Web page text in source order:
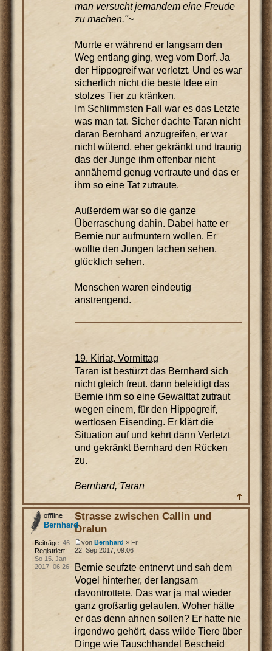
man versucht jemandem eine Freude
zu machen."~
Murrte er während er langsam den
Weg entlang ging, weg vom Dorf. Ja
der Hippogreif war verletzt. Und es war
sicherlich nicht die beste Idee ein
stolzes Tier zu kränken.
Im Schlimmsten Fall war es das Letzte
was man tat. Sicher dachte Taran nicht
daran Bernhard anzugreifen, er war
nicht wütend, eher gekränkt und traurig
das der Junge ihm offenbar nicht
annähernd genug vertraute und das er
ihm so eine Tat zutraute.
Außerdem war so die ganze
Überraschung dahin. Dabei hatte er
Bernie nur aufmuntern wollen. Er
wollte den Jungen lachen sehen,
glücklich sehen.
Menschen waren eindeutig
anstrengend.
19. Kiriat, Vormittag
Taran ist bestürzt das Bernhard sich
nicht gleich freut. dann beleidigt das
Bernie ihm so eine Gewalttat zutraut
wegen einem, für den Hippogreif,
wertlosen Eisending. Er klärt die
Situation auf und kehrt dann Verletzt
und gekränkt Bernhard den Rücken
zu.
Bernhard, Taran
Strasse zwischen Callin und
Dralun
von Bernhard » Fr
22. Sep 2017, 09:06
Bernie seufzte entnervt und sah dem
Vogel hinterher, der langsam
davontrottete. Das war ja mal wieder
ganz großartig gelaufen. Woher hätte
er das denn ahnen sollen? Er hatte nie
irgendwo gehört, dass wilde Tiere über
Dinge wie Tauschhandel Bescheid
Bernhard
Beiträge: 46
Registriert:
So 15. Jan
2017, 06:26